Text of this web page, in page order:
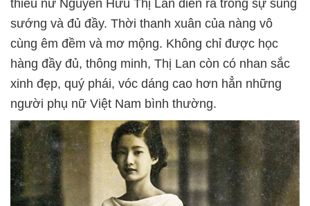
thiếu nữ Nguyễn Hữu Thị Lan diễn ra trong sự sung
sướng và đủ đầy. Thời thanh xuân của nàng vô
cùng êm đềm và mơ mộng. Không chỉ được học
hàng đầy đủ, thông minh, Thị Lan còn có nhan sắc
xinh đẹp, quý phái, vóc dáng cao hơn hẳn những
người phụ nữ Việt Nam bình thường.